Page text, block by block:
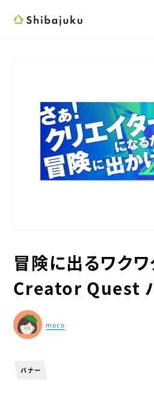
Shibajuku
冒険に出るワクワ
Creator Quest
CREATORmoco
バナー